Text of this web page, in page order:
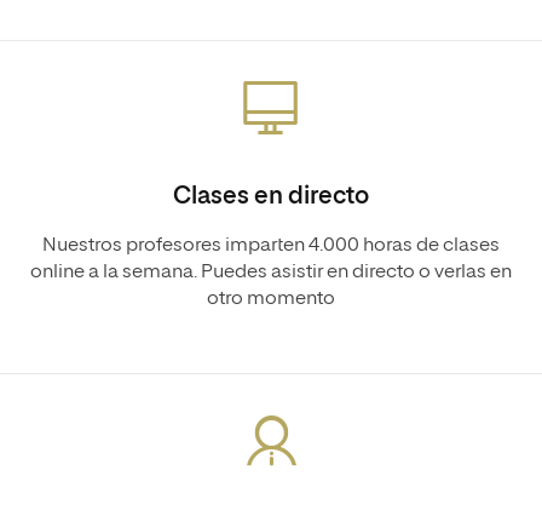
Clases en directo
Nuestros profesores imparten 4.000 horas de clases
online a la semana. Puedes asistir en directo o verlas en
otro momento